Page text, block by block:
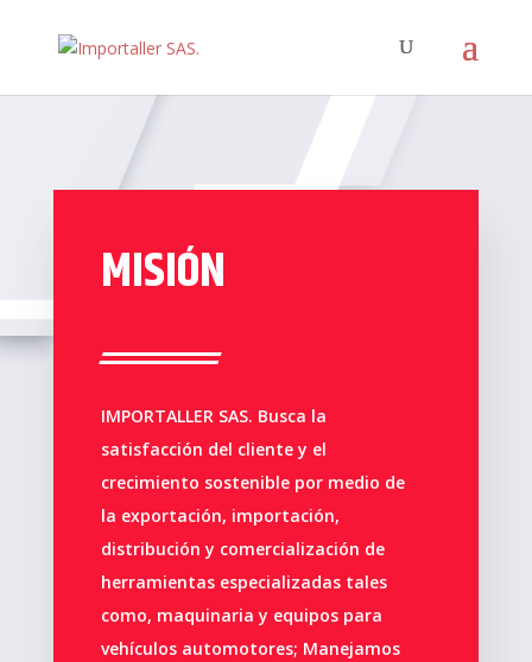
MISIÓN
IMPORTALLER SAS. Busca la
satisfacción del cliente y el
crecimiento sostenible por medio de
la exportación, importación,
distribución y comercialización de
herramientas especializadas tales
como, maquinaria y equipos para
vehículos automotores; Manejamos